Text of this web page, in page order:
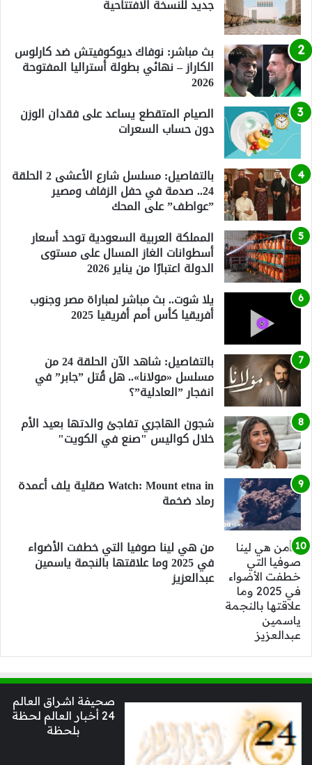
جديد للنسخة الافتتاحية
بث مباشر: نوفاك ديوكوفيتش ضد كارلوس
الكاراز – نهائي بطولة أستراليا المفتوحة
2026
الصيام المتقطع يساعد على فقدان الوزن
دون حساب السعرات
بالتفاصيل: مسلسل شارع الأعشى 2 الحلقة
24.. صدمة في حفل الزفاف ومصير
”عواطف” على المحك
المملكة العربية السعودية توحد أسعار
أسطوانات الغاز المسال على مستوى
الدولة اعتبارًا من يناير 2026
يلا شوت.. بث مباشر لمباراة مصر وجنوب
أفريقيا كأس أمم أفريقيا 2025
بالتفاصيل: شاهد الآن الحلقة 24 من
مسلسل «مولانا».. هل قُتل ”جابر” في
انفجار ”العادلية”؟
شجون الهاجري تفاجئ والدتها بعيد الأم
خلال كواليس "صنع في الكويت"
Watch: Mount etna in صقلية يلف أعمدة
رماد ضخمة
من هي لينا صوفيا التي خطفت الأضواء
في 2025 وما علاقتها بالنجمة ياسمين
عبدالعزيز
صحيفة اشراق العالم
24 أخبار العالم لحظة
بلحظة